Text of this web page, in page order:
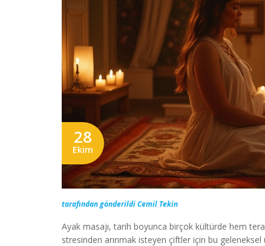
28
Ekim
tarafından gönderildi Cemil Tekin
Ayak masajı, tarih boyunca birçok kültürde hem
stresinden arınmak isteyen çiftler için bu